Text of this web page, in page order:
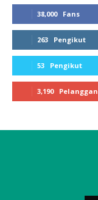
38,000 Fans
263 Pengikut
53 Pengikut
3,190 Pelanggan